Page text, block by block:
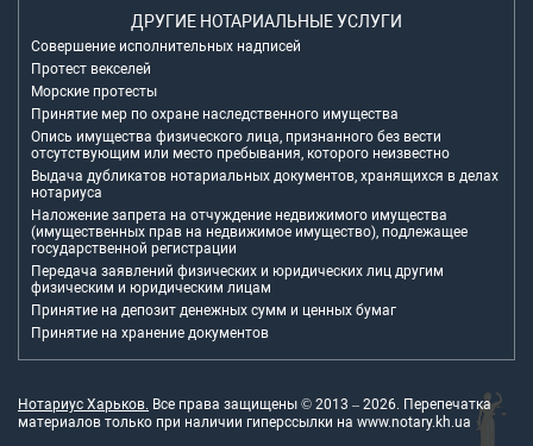
ДРУГИЕ НОТАРИАЛЬНЫЕ УСЛУГИ
Совершение исполнительных надписей
Протест векселей
Морские протесты
Принятие мер по охране наследственного имущества
Опись имущества физического лица, признанного без вести
отсутствующим или место пребывания, которого неизвестно
Выдача дубликатов нотариальных документов, хранящихся в делах
нотариуса
Наложение запрета на отчуждение недвижимого имущества
(имущественных прав на недвижимое имущество), подлежащее
государственной регистрации
Передача заявлений физических и юридических лиц другим
физическим и юридическим лицам
Принятие на депозит денежных сумм и ценных бумаг
Принятие на хранение документов
Нотариус Харьков. Все права защищены © 2013 – 2026. Перепечатка
материалов только при наличии гиперссылки на www.notary.kh.ua